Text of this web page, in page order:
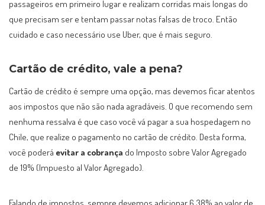
passageiros em primeiro lugar e realizam corridas mais longas do
que precisam ser e tentam passar notas falsas de troco. Então
cuidado e caso necessário use Uber, que é mais seguro.
Cartão de crédito, vale a pena?
Cartão de crédito é sempre uma opção, mas devemos ficar atentos
aos impostos que não são nada agradáveis. O que recomendo sem
nenhuma ressalva é que caso você vá pagar a sua hospedagem no
Chile, que realize o pagamento no cartão de crédito. Desta forma,
você poderá evitar a cobrança do Imposto sobre Valor Agregado
de 19% (Impuesto al Valor Agregado).